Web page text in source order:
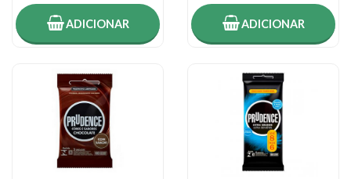
ADICIONAR ADICIONAR